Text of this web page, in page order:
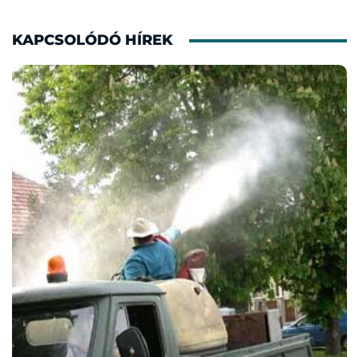
KAPCSOLÓDÓ HÍREK